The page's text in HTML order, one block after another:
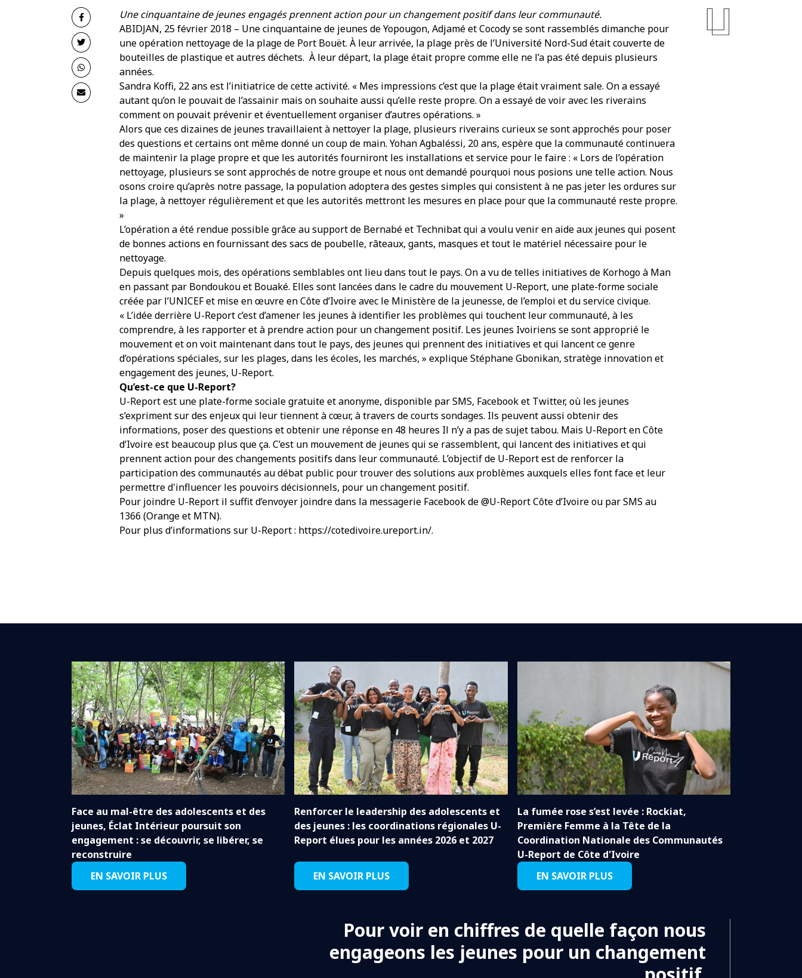
Une cinquantaine de jeunes engagés prennent action pour un changement positif dans leur communauté.
ABIDJAN, 25 février 2018 – Une cinquantaine de jeunes de Yopougon, Adjamé et Cocody se sont rassemblés dimanche pour
une opération nettoyage de la plage de Port Bouët. À leur arrivée, la plage près de l’Université Nord-Sud était couverte de
bouteilles de plastique et autres déchets. À leur départ, la plage était propre comme elle ne l’a pas été depuis plusieurs
années.
Sandra Koffi, 22 ans est l’initiatrice de cette activité. « Mes impressions c’est que la plage était vraiment sale. On a essayé
autant qu’on le pouvait de l’assainir mais on souhaite aussi qu’elle reste propre. On a essayé de voir avec les riverains
comment on pouvait prévenir et éventuellement organiser d’autres opérations. »
Alors que ces dizaines de jeunes travaillaient à nettoyer la plage, plusieurs riverains curieux se sont approchés pour poser
des questions et certains ont même donné un coup de main. Yohan Agbaléssi, 20 ans, espère que la communauté continuera
de maintenir la plage propre et que les autorités fourniront les installations et service pour le faire : « Lors de l’opération
nettoyage, plusieurs se sont approchés de notre groupe et nous ont demandé pourquoi nous posions une telle action. Nous
osons croire qu’après notre passage, la population adoptera des gestes simples qui consistent à ne pas jeter les ordures sur
la plage, à nettoyer régulièrement et que les autorités mettront les mesures en place pour que la communauté reste propre.
»
L’opération a été rendue possible grâce au support de Bernabé et Technibat qui a voulu venir en aide aux jeunes qui posent
de bonnes actions en fournissant des sacs de poubelle, râteaux, gants, masques et tout le matériel nécessaire pour le
nettoyage.
Depuis quelques mois, des opérations semblables ont lieu dans tout le pays. On a vu de telles initiatives de Korhogo à Man
en passant par Bondoukou et Bouaké. Elles sont lancées dans le cadre du mouvement U-Report, une plate-forme sociale
créée par l’UNICEF et mise en œuvre en Côte d’Ivoire avec le Ministère de la jeunesse, de l’emploi et du service civique.
« L’idée derrière U-Report c’est d’amener les jeunes à identifier les problèmes qui touchent leur communauté, à les
comprendre, à les rapporter et à prendre action pour un changement positif. Les jeunes Ivoiriens se sont approprié le
mouvement et on voit maintenant dans tout le pays, des jeunes qui prennent des initiatives et qui lancent ce genre
d’opérations spéciales, sur les plages, dans les écoles, les marchés, » explique Stéphane Gbonikan, stratège innovation et
engagement des jeunes, U-Report.
Qu’est-ce que U-Report?
U-Report est une plate-forme sociale gratuite et anonyme, disponible par SMS, Facebook et Twitter, où les jeunes
s’expriment sur des enjeux qui leur tiennent à cœur, à travers de courts sondages. Ils peuvent aussi obtenir des
informations, poser des questions et obtenir une réponse en 48 heures Il n’y a pas de sujet tabou. Mais U-Report en Côte
d’Ivoire est beaucoup plus que ça. C’est un mouvement de jeunes qui se rassemblent, qui lancent des initiatives et qui
prennent action pour des changements positifs dans leur communauté. L’objectif de U-Report est de renforcer la
participation des communautés au débat public pour trouver des solutions aux problèmes auxquels elles font face et leur
permettre d'influencer les pouvoirs décisionnels, pour un changement positif.
Pour joindre U-Report il suffit d’envoyer joindre dans la messagerie Facebook de @U-Report Côte d’Ivoire ou par SMS au
1366 (Orange et MTN).
Pour plus d’informations sur U-Report : https://cotedivoire.ureport.in/.
Face au mal-être des adolescents et des
jeunes, Éclat Intérieur poursuit son
engagement : se découvrir, se libérer, se
reconstruire
EN SAVOIR PLUS
Renforcer le leadership des adolescents et
des jeunes : les coordinations régionales U-
Report élues pour les années 2026 et 2027
EN SAVOIR PLUS
La fumée rose s’est levée : Rockiat,
Première Femme à la Tête de la
Coordination Nationale des Communautés
U-Report de Côte d'Ivoire
EN SAVOIR PLUS
Pour voir en chiffres de quelle façon nous
engageons les jeunes pour un changement